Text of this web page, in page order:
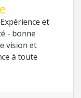
et
- bonne
vision et
à toute